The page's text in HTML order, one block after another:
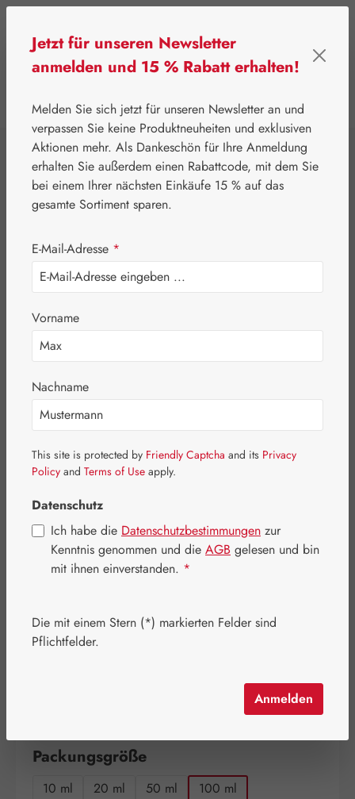
Leitner Lifecare Aromatherapie Embamed®
Kümmelöl
Bildergalerie überspringen
60,80 €
Inhalt: 0.1 Liter (608,00 € / 1 Liter)
Preise inkl. MwSt. zzgl. Versandkosten
Schnell zuschlagen! Es sind nur noch wenige Artikel
Packungsgrößeauswählen
10 ml 20 ml 50 ml 100 ml
Jetzt für unseren Newsletter
anmelden und 15 % Rabatt erhalten!
Melden Sie sich jetzt für unseren Newsletter an und
verpassen Sie keine Produktneuheiten und exklusiven
Aktionen mehr. Als Dankeschön für Ihre Anmeldung
erhalten Sie außerdem einen Rabattcode, mit dem Sie
bei einem Ihrer nächsten Einkäufe 15 % auf das
gesamte Sortiment sparen.
E-Mail-Adresse *
Vorname
Nachname
This site is protected by Friendly Captcha and its Privacy
Policy and Terms of Use apply.
Datenschutz
Ich habe die Datenschutzbestimmungen zur
Kenntnis genommen und die AGB gelesen und bin
mit ihnen einverstanden. *
Die mit einem Stern (*) markierten Felder sind
Pflichtfelder.
Anmelden